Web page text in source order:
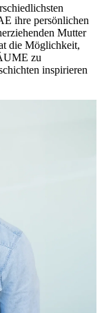
ihre persönlichen
Mutter
die Möglichkeit,
zu
inspirieren